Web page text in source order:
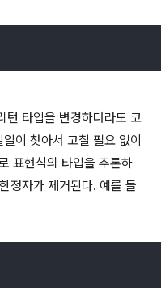
턴 타입을 변경하더라도 코
이 찾아서 고칠 필요 없이
표현식의 타입을 추론하
정자가 제거된다. 예를 들